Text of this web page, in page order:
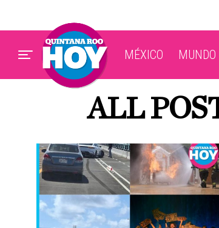
MÉXICO MUNDO
ALL